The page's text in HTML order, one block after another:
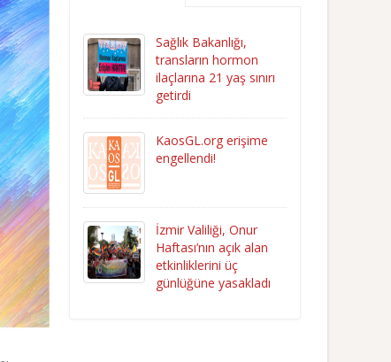
Sağlık Bakanlığı,
transların hormon
ilaçlarına 21 yaş sınırı
getirdi
KaosGL.org erişime
engellendi!
İzmir Valiliği, Onur
Haftası’nın açık alan
etkinliklerini üç
günlüğüne yasakladı